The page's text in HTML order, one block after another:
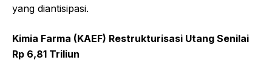
yang diantisipasi.
Kimia Farma (KAEF) Restrukturisasi Utang Senilai
Rp 6,81 Triliun